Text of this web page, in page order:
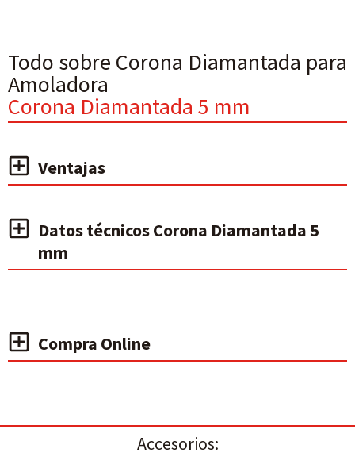
Todo sobre Corona Diamantada para
Amoladora
Corona Diamantada 5 mm
Ventajas
Datos técnicos Corona Diamantada 5
mm
Compra Online
Accesorios: